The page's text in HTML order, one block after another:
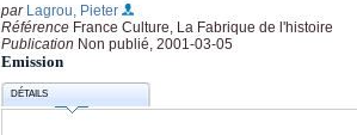
par Lagrou, Pieter
Référence France Culture, La Fabrique de l'histoire
Publication Non publié, 2001-03-05
Emission
DÉTAILS